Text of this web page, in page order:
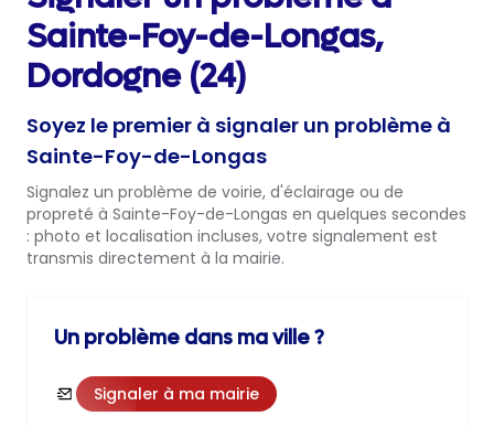
Sainte-Foy-de-Longas,
Dordogne (24)
Soyez le premier à signaler un problème à
Sainte-Foy-de-Longas
Signalez un problème de voirie, d'éclairage ou de
propreté à Sainte-Foy-de-Longas en quelques secondes
: photo et localisation incluses, votre signalement est
transmis directement à la mairie.
Un problème dans ma ville ?
Signaler à ma mairie